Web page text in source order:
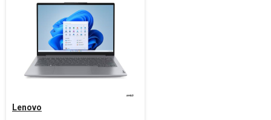
Lenovo